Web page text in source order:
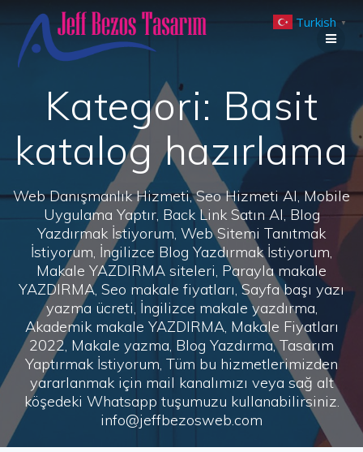
to
Kategori: Basit
katalog hazırlama
Web Danışmanlık Hizmeti, Seo Hizmeti Al, Mobile
Uygulama Yaptır, Back Link Satın Al, Blog
Yazdırmak İstiyorum, Web Sitemi Tanıtmak
İstiyorum, İngilizce Blog Yazdırmak İstiyorum,
Makale YAZDIRMA siteleri, Parayla makale
YAZDIRMA, Seo makale fiyatları, Sayfa başı yazı
yazma ücreti, İngilizce makale yazdırma,
Akademik makale YAZDIRMA, Makale Fiyatları
2022, Makale yazma, Blog Yazdırma, Tasarım
Yaptırmak İstiyorum, Tüm bu hizmetlerimizden
yararlanmak için mail kanalımızı veya sağ alt
köşedeki Whatsapp tuşumuzu kullanabilirsiniz.
info@jeffbezosweb.com
Turkish ▼